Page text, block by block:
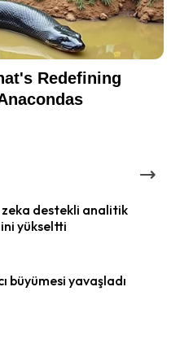
destekli analitik
yükseltti
büyümesi yavaşladı